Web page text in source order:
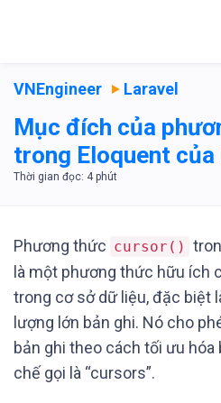
VNEngineer Laravel
Mục đích của
trong Eloquent của
Phương thức cursor()
là một phương thức hữu ích
trong cơ sở dữ liệu, đặc biệt
lượng lớn bản ghi. Nó cho
bản ghi theo cách tối ưu
chế gọi là “cursors”.